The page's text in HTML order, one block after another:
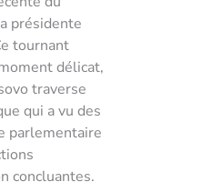
présidente
tournant
délicat,
traverse
qui a vu des
parlementaire
concluantes.